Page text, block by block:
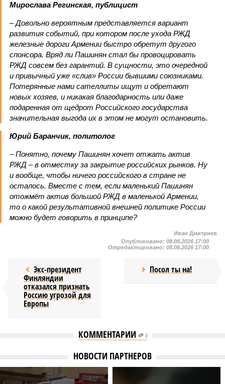
Мирослава Регинская, публицист
– Довольно вероятным представляется вариант
развития событий, при котором после ухода РЖД
железные дороги Армении быстро обретут другого
спонсора. Вряд ли Пашинян стал бы провоцировать
РЖД совсем без гарантий. В сущности, это очередной
и привычный уже «слив» России бывшими союзниками.
Потерянные нами сателлиты ищут и обретают
новых хозяев, и никакая благодарность или даже
подаренная от щедрот Российского государства
значительная выгода их в этом не могут остановить.
Юрий Баранчик, политолог
– Понятно, почему Пашинян хочет отжать актив
РЖД – в отместку за закрытие российских рынков. Ну
и вообще, чтобы ничего российского в стране не
осталось. Вместе с тем, если маленький Пашинян
отожмёт актив большой РЖД в маленькой Армении,
то о какой результативной внешней политике России
можно будет говорить в принципе?
Иван Дмитриев
Опубликовано: 08.08.2026 17:00
Отредактировано: 08.08.2026 17:00
Экс-президент
Финляндии
отказался признать
Россию угрозой для
Европы
Посол ты на!
КОММЕНТАРИИ 0
НОВОСТИ ПАРТНЕРОВ